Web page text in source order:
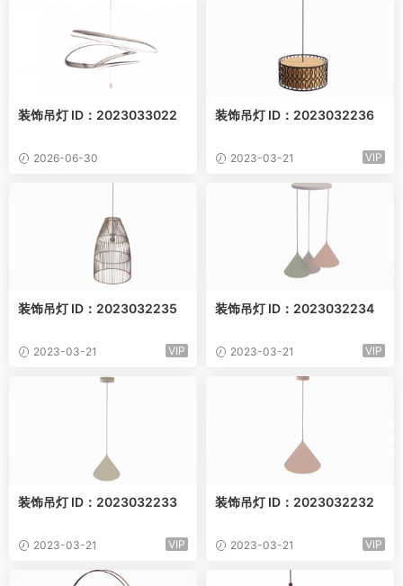
装饰吊灯 ID：2023033022
2026-06-30
装饰吊灯 ID：2023032236
2023-03-21 VIP
装饰吊灯 ID：2023032235
2023-03-21 VIP
装饰吊灯 ID：2023032234
2023-03-21 VIP
装饰吊灯 ID：2023032233
2023-03-21 VIP
装饰吊灯 ID：2023032232
2023-03-21 VIP